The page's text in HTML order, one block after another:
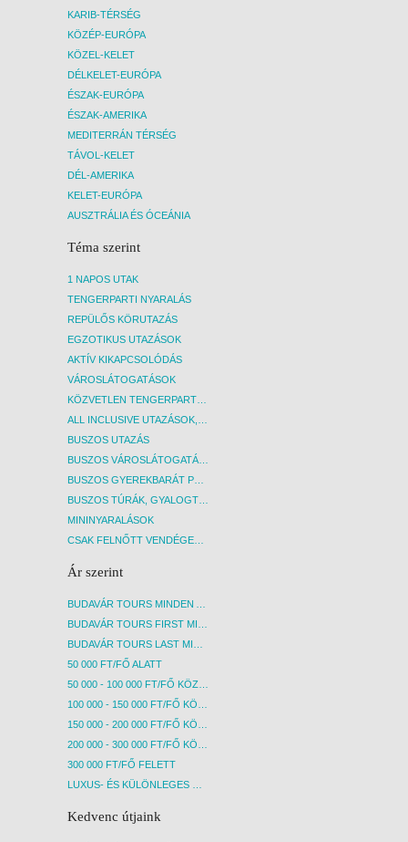
KARIB-TÉRSÉG
KÖZÉP-EURÓPA
KÖZEL-KELET
DÉLKELET-EURÓPA
ÉSZAK-EURÓPA
ÉSZAK-AMERIKA
MEDITERRÁN TÉRSÉG
TÁVOL-KELET
DÉL-AMERIKA
KELET-EURÓPA
AUSZTRÁLIA ÉS ÓCEÁNIA
Téma szerint
1 NAPOS UTAK
TENGERPARTI NYARALÁS
REPÜLŐS KÖRUTAZÁS
EGZOTIKUS UTAZÁSOK
AKTÍV KIKAPCSOLÓDÁS
VÁROSLÁTOGATÁSOK
KÖZVETLEN TENGERPARTI SZÁLLÁSOK
ALL INCLUSIVE UTAZÁSOK, NYARALÁSOK
BUSZOS UTAZÁS
BUSZOS VÁROSLÁTOGATÁSOK
BUSZOS GYEREKBARÁT PROGRAMOK
BUSZOS TÚRÁK, GYALOGTÚRÁK
MININYARALÁSOK
CSAK FELNŐTT VENDÉGEKET FOGADÓ SZÁLLÁSOK
Ár szerint
BUDAVÁR TOURS MINDEN AKCIÓS ÚT
BUDAVÁR TOURS FIRST MINUTE AKCIÓS UTAK
BUDAVÁR TOURS LAST MINUTE AKCIÓS UTAK
50 000 FT/FŐ ALATT
50 000 - 100 000 FT/FŐ KÖZÖTT
100 000 - 150 000 FT/FŐ KÖZÖTT
150 000 - 200 000 FT/FŐ KÖZÖTT
200 000 - 300 000 FT/FŐ KÖZÖTT
300 000 FT/FŐ FELETT
LUXUS- ÉS KÜLÖNLEGES UTAK
Kedvenc útjaink